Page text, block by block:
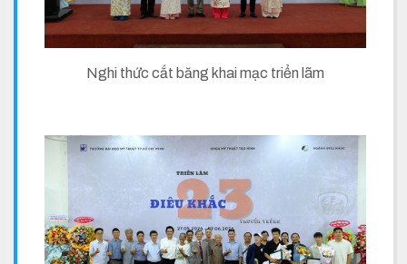
Nghi thức cắt băng khai mạc triển lãm